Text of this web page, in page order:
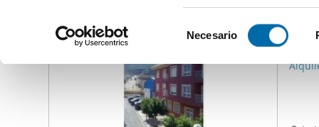
Identificar su
Obtenga más
preferencias en la
en la Declaración de
e
e
c
c
Necesario